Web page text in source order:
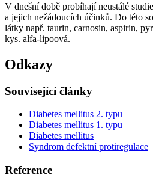
V dnešní době probíhají neustálé
a jejich nežádoucích účinků. Do této
látky např. taurin, carnosin, aspirin,
kys. alfa-lipoová.
Odkazy
Související články
Diabetes mellitus 2. typu
Diabetes mellitus 1. typu
Diabetes mellitus
Syndrom defektní protiregulace
Reference